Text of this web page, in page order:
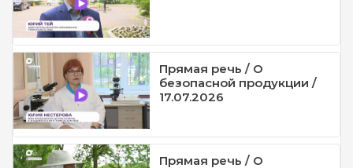
Прямая речь / О
безопасной продукции /
17.07.2026
Прямая речь / О